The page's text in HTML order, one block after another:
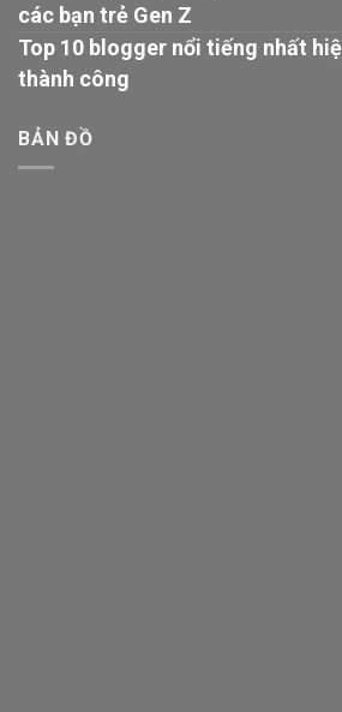
các bạn trẻ Gen Z
Top 10 blogger nổi tiếng nhất
thành công
BẢN ĐỒ